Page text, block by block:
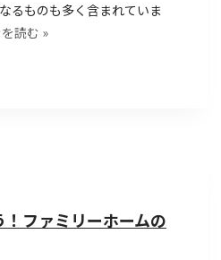
るものも多く含まれていま
読む »
！ファミリーホームの